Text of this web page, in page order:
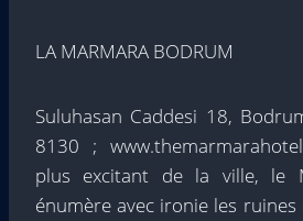
LA MARMARA BODRUM
Suluhasan Caddesi 18,
8130 ;
plus excitant de la ville, le
énumère avec ironie les ruines